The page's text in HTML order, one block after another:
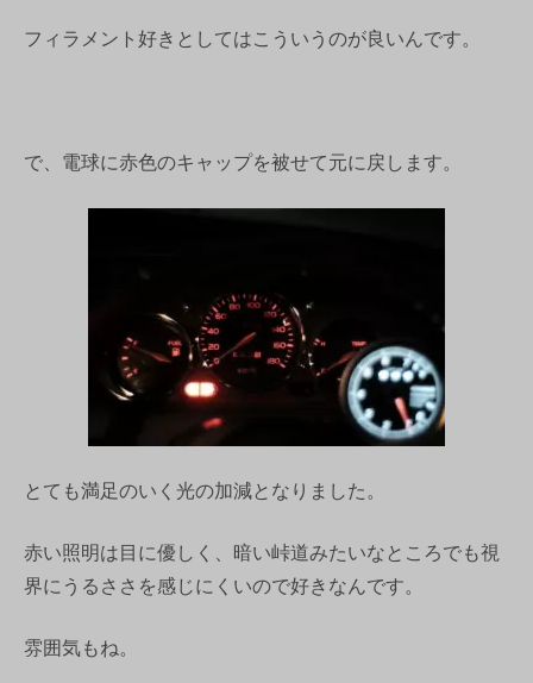
フィラメント好きとしてはこういうのが良いんです。
で、電球に赤色のキャップを被せて元に戻します。
とても満足のいく光の加減となりました。
赤い照明は目に優しく、暗い峠道みたいなところでも視
界にうるささを感じにくいので好きなんです。
雰囲気もね。